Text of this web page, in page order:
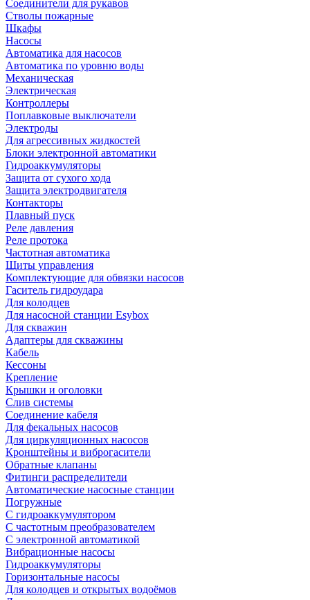
Соединители для рукавов
Стволы пожарные
Шкафы
Насосы
Автоматика для насосов
Автоматика по уровню воды
Механическая
Электрическая
Контроллеры
Поплавковые выключатели
Электроды
Для агрессивных жидкостей
Блоки электронной автоматики
Гидроаккумуляторы
Защита от сухого хода
Защита электродвигателя
Контакторы
Плавный пуск
Реле давления
Реле протока
Частотная автоматика
Щиты управления
Комплектующие для обвязки насосов
Гаситель гидроудара
Для колодцев
Для насосной станции Esybox
Для скважин
Адаптеры для скважины
Кабель
Кессоны
Крепление
Крышки и оголовки
Слив системы
Соединение кабеля
Для фекальных насосов
Для циркуляционных насосов
Кронштейны и виброгасители
Обратные клапаны
Фитинги распределители
Автоматические насосные станции
Погружные
С гидроаккумулятором
С частотным преобразователем
С электронной автоматикой
Вибрационные насосы
Гидроаккумуляторы
Горизонтальные насосы
Для колодцев и открытых водоёмов